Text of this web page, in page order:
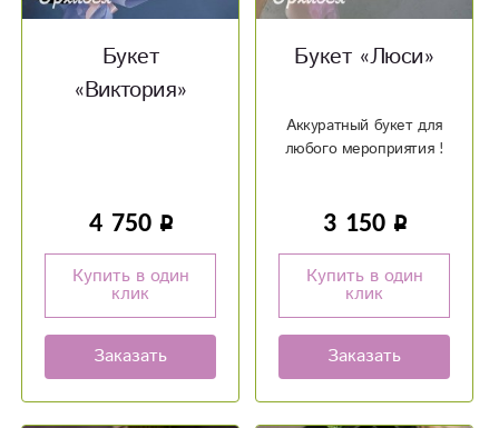
Букет
«Виктория»
4 750
Купить в один
клик
Заказать
Букет «Люси»
Аккуратный букет для
любого мероприятия !
3 150
Купить в один
клик
Заказать